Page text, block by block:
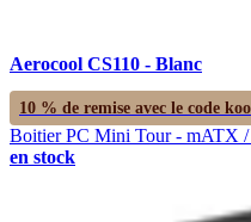
Aerocool CS110 - Blanc
10 % de remise avec le code koo
Boitier PC Mini Tour - mATX
en stock